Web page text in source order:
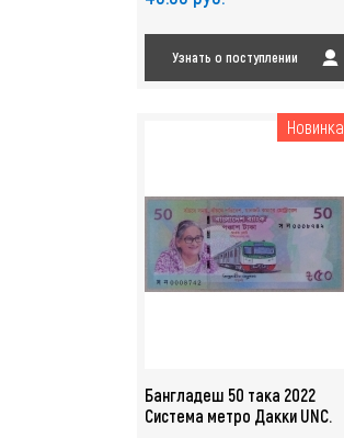
Узнать о поступлении
Новинка
Бангладеш 50 така 2022
Система метро Дакки UNC.